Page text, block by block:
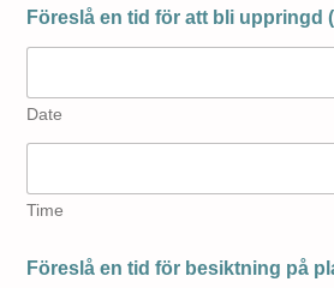
Föreslå en tid för att bli uppringd
Date
Time
Föreslå en tid för besiktning på